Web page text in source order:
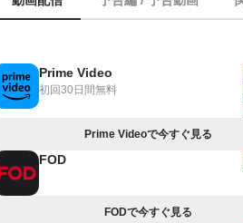
Prime Video
初回30日間無料
Prime Videoで今すぐ見る
FOD
FODで今すぐ見る